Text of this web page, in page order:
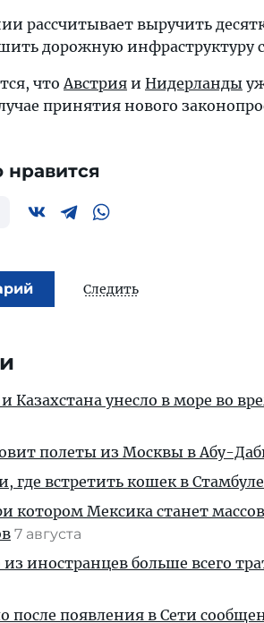
рассчитывает выручить
дорожную инфраструктуру
чтоАвстрия и Нидерланды
принятия нового
нравится
Следить
Казахстана унесло в море во
полеты из Москвы в Абу-
где встретить кошек в Стамбуле
котором Мексика станет
7 августа
из иностранцев больше всего
после появления в Сети